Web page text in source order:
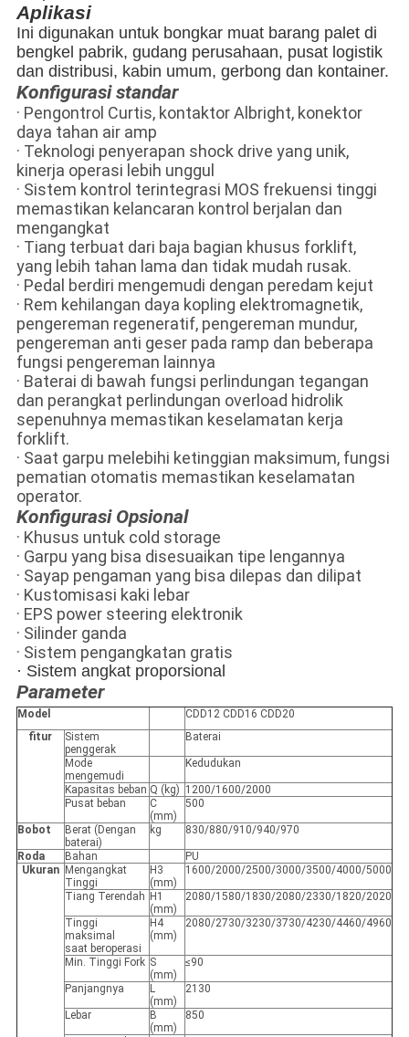
Aplikasi
Ini digunakan untuk bongkar muat barang palet di
bengkel pabrik, gudang perusahaan, pusat logistik
dan distribusi, kabin umum, gerbong dan kontainer.
Konfigurasi standar
· Pengontrol Curtis, kontaktor Albright, konektor
daya tahan air amp
· Teknologi penyerapan shock drive yang unik,
kinerja operasi lebih unggul
· Sistem kontrol terintegrasi MOS frekuensi tinggi
memastikan kelancaran kontrol berjalan dan
mengangkat
· Tiang terbuat dari baja bagian khusus forklift,
yang lebih tahan lama dan tidak mudah rusak.
· Pedal berdiri mengemudi dengan peredam kejut
· Rem kehilangan daya kopling elektromagnetik,
pengereman regeneratif, pengereman mundur,
pengereman anti geser pada ramp dan beberapa
fungsi pengereman lainnya
· Baterai di bawah fungsi perlindungan tegangan
dan perangkat perlindungan overload hidrolik
sepenuhnya memastikan keselamatan kerja
forklift.
· Saat garpu melebihi ketinggian maksimum, fungsi
pematian otomatis memastikan keselamatan
operator.
Konfigurasi Opsional
· Khusus untuk cold storage
· Garpu yang bisa disesuaikan tipe lengannya
· Sayap pengaman yang bisa dilepas dan dilipat
· Kustomisasi kaki lebar
· EPS power steering elektronik
· Silinder ganda
· Sistem pengangkatan gratis
· Sistem angkat proporsional
Parameter
Model
CDD12 CDD16 CDD20
fitur
Sistem
penggerak
Baterai
Mode
mengemudi
Kedudukan
Kapasitas beban Q (kg) 1200/1600/2000
Pusat beban
C
(mm)
500
Bobot
Berat (Dengan
baterai)
kg 830/880/910/940/970
Roda Bahan
PU
Ukuran Mengangkat
Tinggi
H3
(mm)
1600/2000/2500/3000/3500/4000/5000
Tiang Terendah H1
(mm)
2080/1580/1830/2080/2330/1820/2020
Tinggi
maksimal
saat beroperasi
H4
(mm)
2080/2730/3230/3730/4230/4460/4960
Min. Tinggi Fork S
(mm)
≤90
Panjangnya
L
(mm)
2130
Lebar
B
(mm)
850